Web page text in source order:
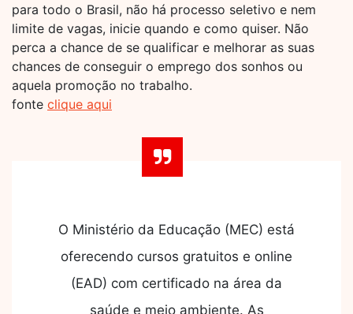
para todo o Brasil, não há processo seletivo e nem
limite de vagas, inicie quando e como quiser. Não
perca a chance de se qualificar e melhorar as suas
chances de conseguir o emprego dos sonhos ou
aquela promoção no trabalho.
fonte clique aqui
O Ministério da Educação (MEC) está
oferecendo cursos gratuitos e online
(EAD) com certificado na área da
saúde e meio ambiente. As